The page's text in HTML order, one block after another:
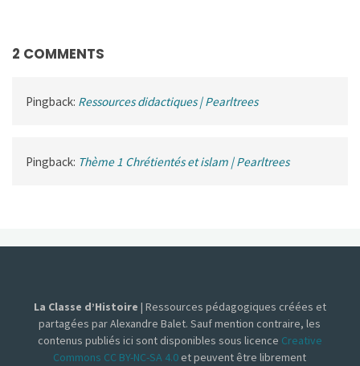
2 COMMENTS
Pingback: Ressources didactiques | Pearltrees
Pingback: Thème 1 Chrétientés et islam | Pearltrees
La Classe d’Histoire | Ressources pédagogiques créées et
partagées par Alexandre Balet. Sauf mention contraire, les
contenus publiés ici sont disponibles sous licence Creative
Commons CC BY-NC-SA 4.0 et peuvent être librement